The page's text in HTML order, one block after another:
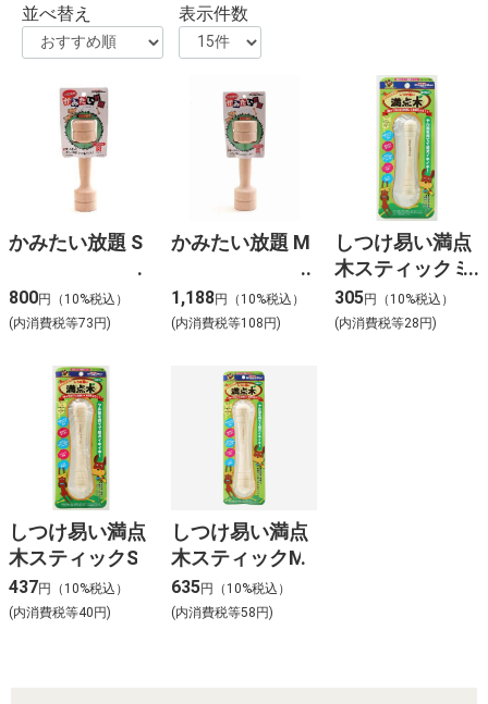
並べ替え
表示件数
かみたい放題 S
800円（10%税込）
(内消費税等73円)
かみたい放題 M
1,188円（10%税込）
(内消費税等108円)
しつけ易い満点
木スティックミ
ニ
305円（10%税込）
(内消費税等28円)
しつけ易い満点
木スティックS
437円（10%税込）
(内消費税等40円)
しつけ易い満点
木スティックM
635円（10%税込）
(内消費税等58円)